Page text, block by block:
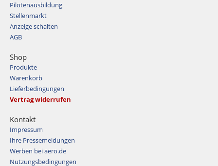
Pilotenausbildung
Stellenmarkt
Anzeige schalten
AGB
Shop
Produkte
Warenkorb
Lieferbedingungen
Vertrag widerrufen
Kontakt
Impressum
Ihre Pressemeldungen
Werben bei aero.de
Nutzungsbedingungen